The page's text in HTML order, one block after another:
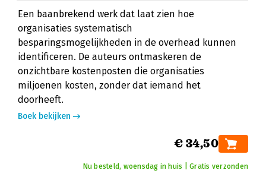
Een baanbrekend werk dat laat zien hoe
organisaties systematisch
besparingsmogelijkheden in de overhead kunnen
identificeren. De auteurs ontmaskeren de
onzichtbare kostenposten die organisaties
miljoenen kosten, zonder dat iemand het
doorheeft.
Boek bekijken
€ 34,50
Nu besteld, woensdag in huis | Gratis verzonden